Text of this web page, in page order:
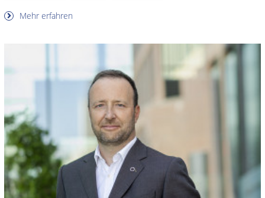
Mehr erfahren